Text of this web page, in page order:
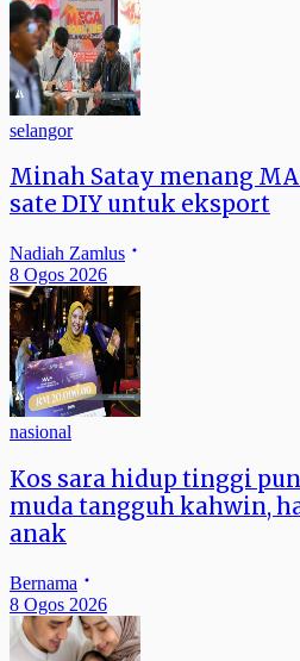
selangor
Minah Satay menang
sate DIY untuk eksport
Nadiah Zamlus
8 Ogos 2026
nasional
Kos sara hidup tinggi
muda tangguh kahwin,
anak
Bernama
8 Ogos 2026